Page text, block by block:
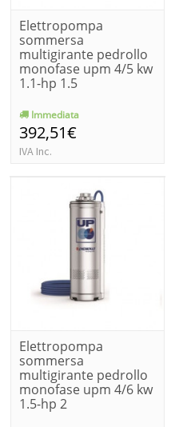
Elettropompa
sommersa
multigirante pedrollo
monofase upm 4/5 kw
1.1-hp 1.5
Immediata
392,51€
IVA Inc.
Elettropompa
sommersa
multigirante pedrollo
monofase upm 4/6 kw
1.5-hp 2